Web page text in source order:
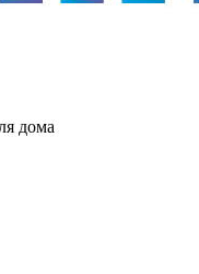
дома